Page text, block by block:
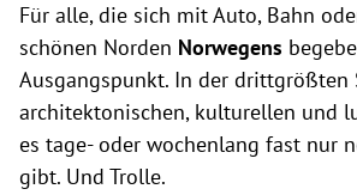
Untermenü
Für alle, die sich mit Auto, Bahn
schönen Norden Norwegens
Ausgangspunkt. In der drittgrößten
architektonischen, kulturellen und
es tage- oder wochenlang fast nur
gibt. Und Trolle.